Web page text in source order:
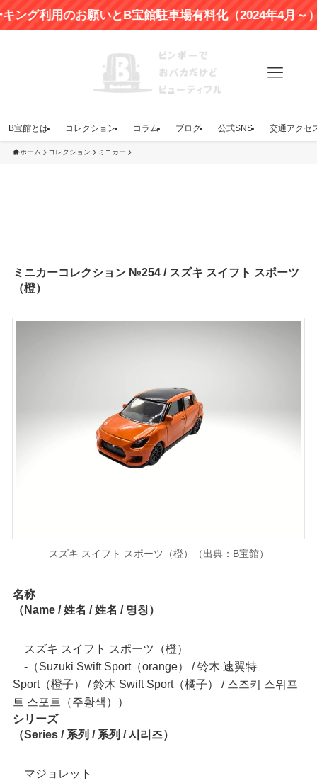
利用のお願いとB宝館駐車場有料化（2024年4月～）のお
B宝館とは コレクション コラム ブログ 公式SNS 交通アクセ
ホーム コレクション ミニカー
ミニカーコレクション №254 / スズキ スイフト スポーツ
（橙）
スズキ スイフト スポーツ（橙）（出典：B宝館）
名称
（Name / 姓名 / 姓名 / 명칭）
スズキ スイフト スポーツ（橙）
‐（Suzuki Swift Sport（orange） / 铃木 速翼特
Sport（橙子） / 鈴木 Swift Sport（橘子） / 스즈키 스위프
트 스포트（주황색））
シリーズ
（Series / 系列 / 系列 / 시리즈）
マジョレット